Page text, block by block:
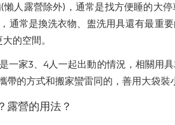
人露營除外)，通常是找方便睡的大
通常是換洗衣物、盥洗用具還有最重
的空間。
家3、4人一起出動的情況，相關用
的方式和搬家蠻雷同的，善用大袋裝
露營的用法？